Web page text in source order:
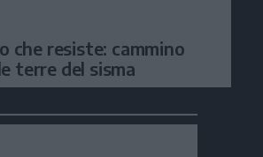
che resiste: cammino
terre del sisma